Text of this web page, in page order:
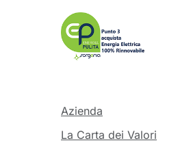
Azienda
La Carta dei Valori